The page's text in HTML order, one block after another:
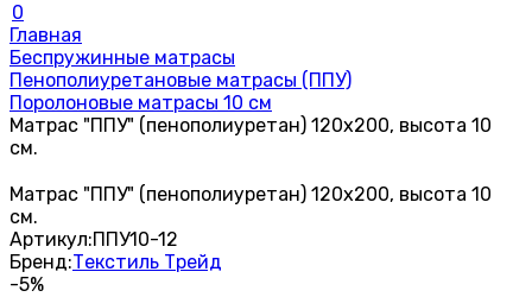
0
Главная
Беспружинные матрасы
Пенополиуретановые матрасы (ППУ)
Поролоновые матрасы 10 см
Матрас "ППУ" (пенополиуретан) 120х200, высота 10
см.
Матрас "ППУ" (пенополиуретан) 120х200, высота 10
см.
Артикул:ППУ10-12
Бренд:Текстиль Трейд
-5%